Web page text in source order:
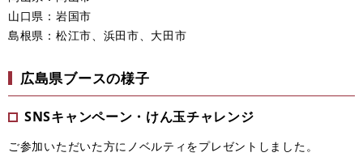
山口県：岩国市
島根県：松江市、浜田市、大田市
​広島県ブースの様子
SNSキャンペーン・けん玉チャレンジ
ご参加いただいた方にノベルティをプレゼントしました。